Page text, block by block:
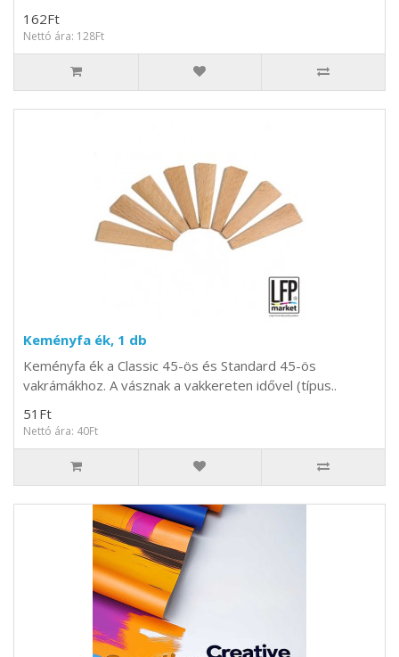
162Ft
Nettó ára: 128Ft
Keményfa ék, 1 db
Keményfa ék a Classic 45-ös és Standard 45-ös
vakrámákhoz. A vásznak a vakkereten idővel (típus..
51Ft
Nettó ára: 40Ft